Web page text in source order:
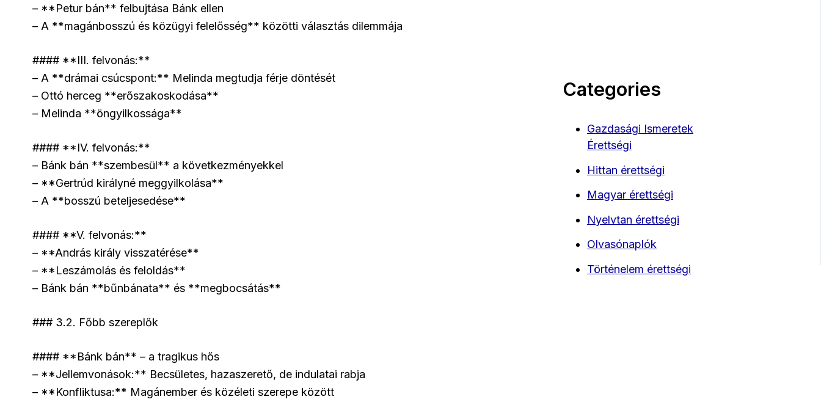
– **Petur bán** felbujtása Bánk ellen
– A **magánbosszú és közügyi felelősség** közötti választás dilemmája
#### **III. felvonás:**
– A **drámai csúcspont:** Melinda megtudja férje döntését
– Ottó herceg **erőszakoskodása**
– Melinda **öngyilkossága**
#### **IV. felvonás:**
– Bánk bán **szembesül** a következményekkel
– **Gertrúd királyné meggyilkolása**
– A **bosszú beteljesedése**
#### **V. felvonás:**
– **András király visszatérése**
– **Leszámolás és feloldás**
– Bánk bán **bűnbánata** és **megbocsátás**
### 3.2. Főbb szereplők
#### **Bánk bán** – a tragikus hős
– **Jellemvonások:** Becsületes, hazaszerető, de indulatai rabja
– **Konfliktusa:** Magánember és közéleti szerepe között
Categories
Gazdasági Ismeretek
Érettségi
Hittan érettségi
Magyar érettségi
Nyelvtan érettségi
Olvasónaplók
Történelem érettségi